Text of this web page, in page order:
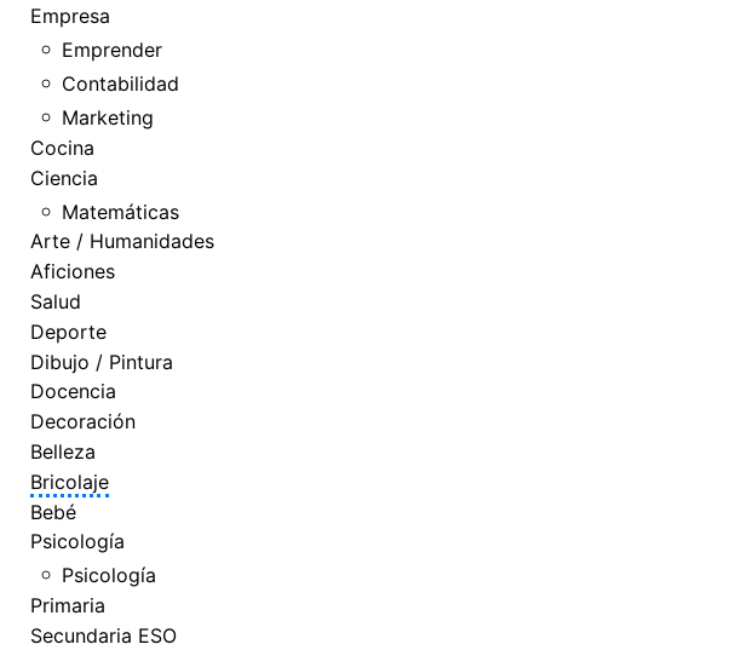
Empresa
Emprender
Contabilidad
Marketing
Cocina
Ciencia
Matemáticas
Arte / Humanidades
Aficiones
Salud
Deporte
Dibujo / Pintura
Docencia
Decoración
Belleza
Bricolaje
Bebé
Psicología
Psicología
Primaria
Secundaria ESO